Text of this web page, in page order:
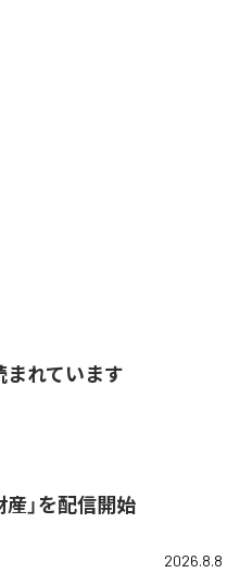
まれています
」を配信開始
2026.8.8